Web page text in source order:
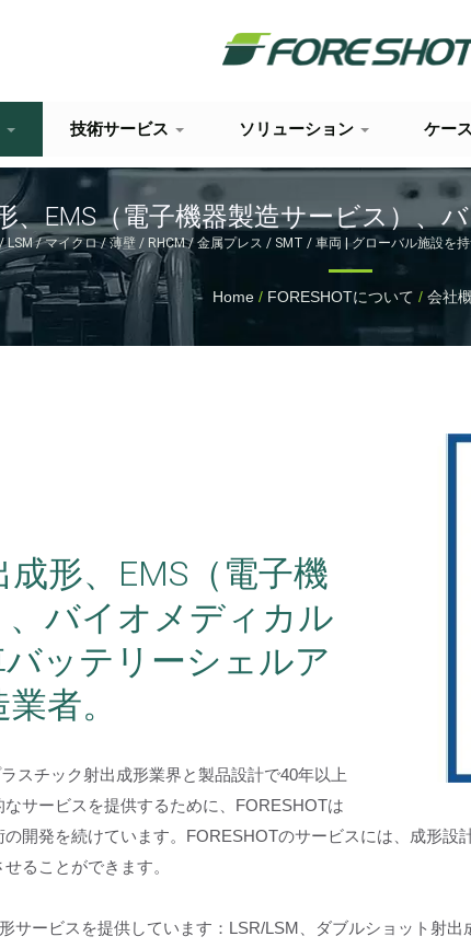
技術サービス ソリューション ケー
、EMS（電子機器製造サービス）、
ーの製造業者。 | 金型設計から組み
LSM / マイクロ / 薄壁 / RHCM / 金属プレス / SMT / 車両 | グローバル施設を
Home / FORESHOTについて / 会社
形、EMS（電子機
バイオメディカル
ッテリーシェルア
者。
スチック射出成形業界と製品設計で40年以上
サービスを提供するために、FORESHOTは
開発を続けています。FORESHOTのサービスには、成形
ることができます。
サービスを提供しています：LSR/LSM、ダブルショット射